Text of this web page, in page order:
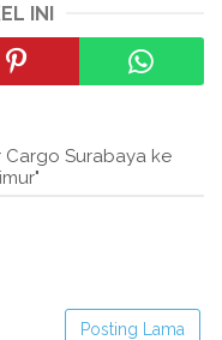
INI
Cargo Surabaya ke
Posting Lama